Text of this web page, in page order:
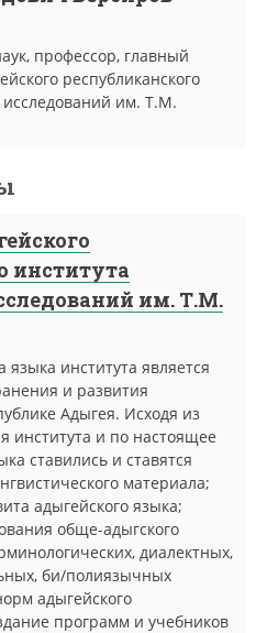
профессор, главный
республиканского
исследований им. Т.М.
института
им. Т.М.
института является
и развития
Адыгея. Исходя из
института и по настоящее
ставились и ставятся
материала;
адыгейского языка;
обще-адыгского
диалектных,
би/полиязычных
адыгейского
программ и учебников